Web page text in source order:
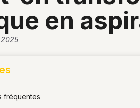
en
2025
fréquentes